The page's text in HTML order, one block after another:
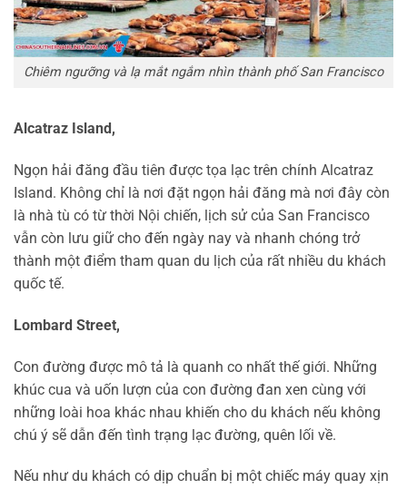
Chiêm ngưỡng và lạ mắt ngắm nhìn thành phố San Francisco
Alcatraz Island,
Ngọn hải đăng đầu tiên được tọa lạc trên chính Alcatraz
Island. Không chỉ là nơi đặt ngọn hải đăng mà nơi đây còn
là nhà tù có từ thời Nội chiến, lịch sử của San Francisco
vẫn còn lưu giữ cho đến ngày nay và nhanh chóng trở
thành một điểm tham quan du lịch của rất nhiều du khách
quốc tế.
Lombard Street,
Con đường được mô tả là quanh co nhất thế giới. Những
khúc cua và uốn lượn của con đường đan xen cùng với
những loài hoa khác nhau khiến cho du khách nếu không
chú ý sẽ dẫn đến tình trạng lạc đường, quên lối về.
Nếu như du khách có dịp chuẩn bị một chiếc máy quay xịn